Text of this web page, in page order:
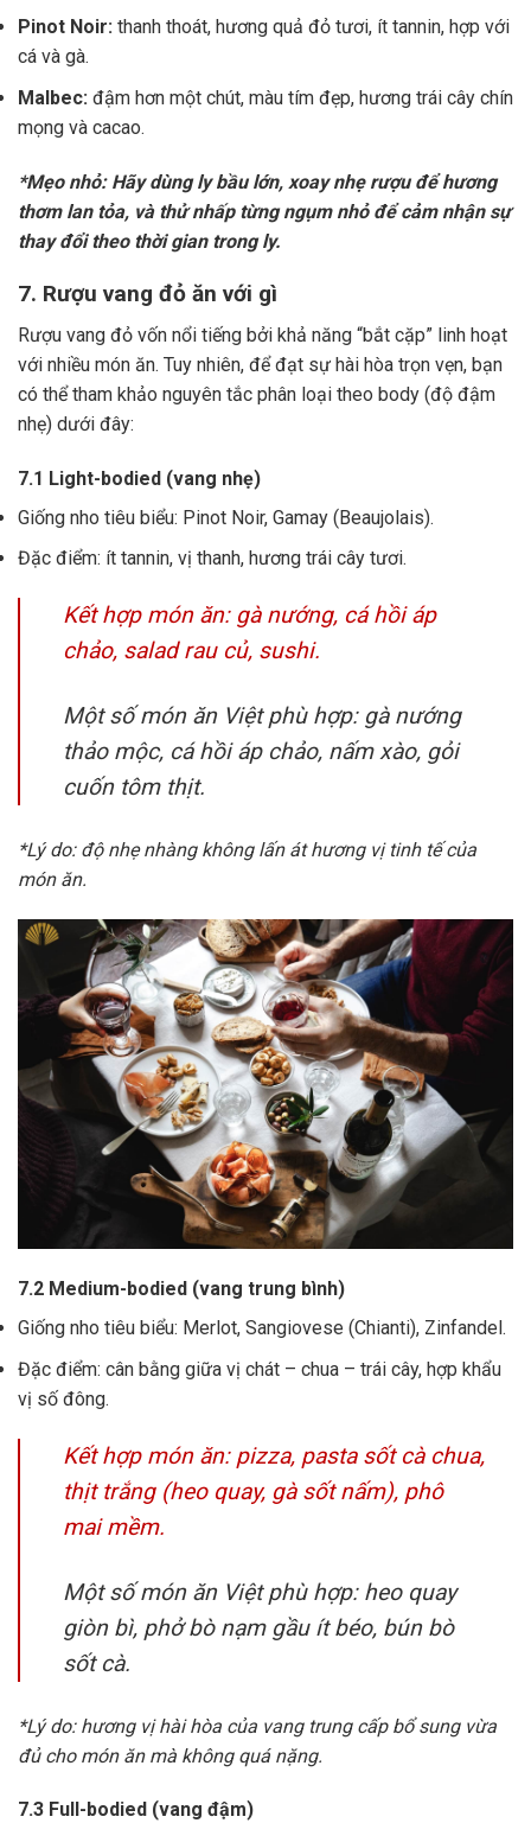
Pinot Noir: thanh thoát, hương quả đỏ tươi, ít tannin, hợp với
cá và gà.
Malbec: đậm hơn một chút, màu tím đẹp, hương trái cây chín
mọng và cacao.
*Mẹo nhỏ: Hãy dùng ly bầu lớn, xoay nhẹ rượu để hương
thơm lan tỏa, và thử nhấp từng ngụm nhỏ để cảm nhận sự
thay đổi theo thời gian trong ly.
7. Rượu vang đỏ ăn với gì
Rượu vang đỏ vốn nổi tiếng bởi khả năng “bắt cặp” linh hoạt
với nhiều món ăn. Tuy nhiên, để đạt sự hài hòa trọn vẹn, bạn
có thể tham khảo nguyên tắc phân loại theo body (độ đậm
nhẹ) dưới đây:
7.1 Light-bodied (vang nhẹ)
Giống nho tiêu biểu: Pinot Noir, Gamay (Beaujolais).
Đặc điểm: ít tannin, vị thanh, hương trái cây tươi.
Kết hợp món ăn: gà nướng, cá hồi áp
chảo, salad rau củ, sushi.
Một số món ăn Việt phù hợp: gà nướng
thảo mộc, cá hồi áp chảo, nấm xào, gỏi
cuốn tôm thịt.
*Lý do: độ nhẹ nhàng không lấn át hương vị tinh tế của
món ăn.
7.2 Medium-bodied (vang trung bình)
Giống nho tiêu biểu: Merlot, Sangiovese (Chianti), Zinfandel.
Đặc điểm: cân bằng giữa vị chát – chua – trái cây, hợp khẩu
vị số đông.
Kết hợp món ăn: pizza, pasta sốt cà chua,
thịt trắng (heo quay, gà sốt nấm), phô
mai mềm.
Một số món ăn Việt phù hợp: heo quay
giòn bì, phở bò nạm gầu ít béo, bún bò
sốt cà.
*Lý do: hương vị hài hòa của vang trung cấp bổ sung vừa
đủ cho món ăn mà không quá nặng.
7.3 Full-bodied (vang đậm)